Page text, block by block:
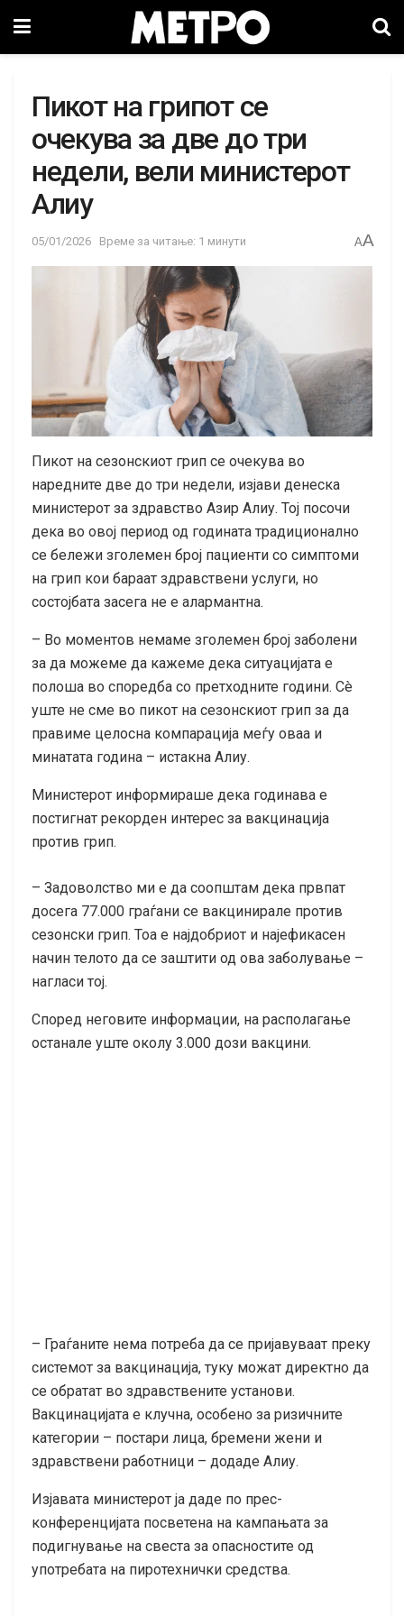
Пикот на грипот се
очекува за две до три
недели, вели министерот
Алиу
05/01/2026 Време за читање: 1 минути AA
Пикот на сезонскиот грип се очекува во
наредните две до три недели, изјави денеска
министерот за здравство Азир Алиу. Тој посочи
дека во овој период од годината традиционално
се бележи зголемен број пациенти со симптоми
на грип кои бараат здравствени услуги, но
состојбата засега не е алармантна.
– Во моментов немаме зголемен број заболени
за да можеме да кажеме дека ситуацијата е
полоша во споредба со претходните години. Сè
уште не сме во пикот на сезонскиот грип за да
правиме целосна компарација меѓу оваа и
минатата година – истакна Алиу.
Министерот информираше дека годинава е
постигнат рекорден интерес за вакцинација
против грип.
– Задоволство ми е да соопштам дека првпат
досега 77.000 граѓани се вакцинирале против
сезонски грип. Тоа е најдобриот и најефикасен
начин телото да се заштити од ова заболување –
нагласи тој.
Според неговите информации, на располагање
останале уште околу 3.000 дози вакцини.
– Граѓаните нема потреба да се пријавуваат преку
системот за вакцинација, туку можат директно да
се обратат во здравствените установи.
Вакцинацијата е клучна, особено за ризичните
категории – постари лица, бремени жени и
здравствени работници – додаде Алиу.
Изјавата министерот ја даде по прес-
конференцијата посветена на кампањата за
подигнување на свеста за опасностите од
употребата на пиротехнички средства.